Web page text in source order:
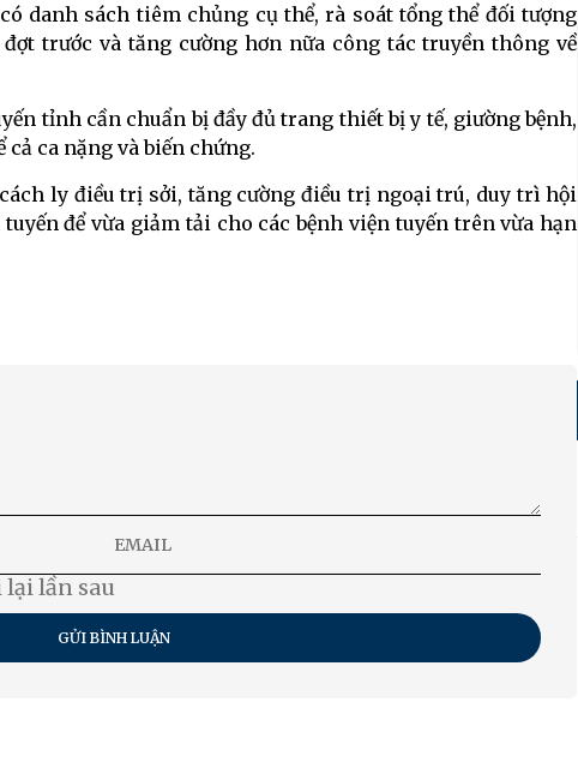
danh sách tiêm chủng cụ thể, rà soát tổng thể đối tượng
trước và tăng cường hơn nữa công tác truyền thông về
tỉnh cần chuẩn bị đầy đủ trang thiết bị y tế, giường bệnh,
ca nặng và biến chứng.
ly điều trị sởi, tăng cường điều trị ngoại trú, duy trì hội
để vừa giảm tải cho các bệnh viện tuyến trên vừa hạn
lần sau
GỬI BÌNH LUẬN